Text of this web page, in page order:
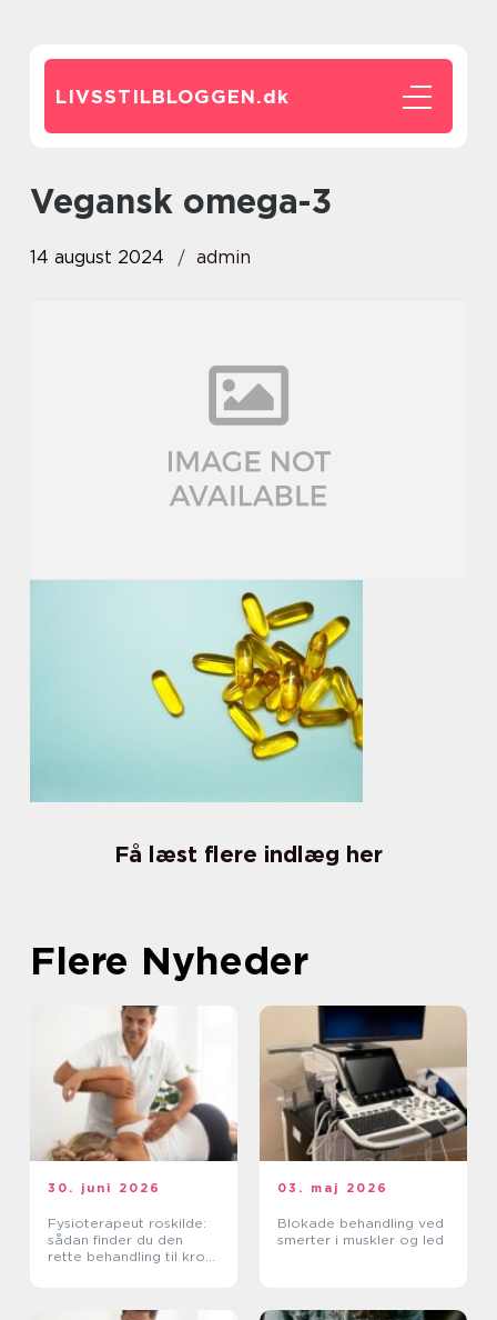
LIVSSTILBLOGGEN.dk
vegansk omega-3
14 august 2024 admin
Få læst flere indlæg her
Flere Nyheder
30. juni 2026
Fysioterapeut roskilde:
sådan finder du den
rette behandling til krop
03. maj 2026
Blokade behandling ved
smerter i muskler og led